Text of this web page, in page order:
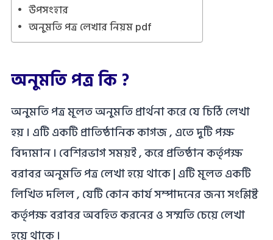
উপসংহার
অনুমতি পত্র লেখার নিয়ম pdf
অনুমতি পত্র কি ?
অনুমতি পত্র মূলত অনুমতি প্রার্থনা করে যে চিঠি লেখা
হয় । এটি একটি প্রাতিষ্ঠানিক কাগজ , এতে দুটি পক্ষ
বিদ্যমান । বেশিরভাগ সময়ই , করে প্রতিষ্ঠান কর্তৃপক্ষ
বরাবর অনুমতি পত্র লেখা হয়ে থাকে | এটি মূলত একটি
লিখিত দলিল , যেটি কোন কার্য সম্পাদনের জন্য সংশ্লিষ্ট
কর্তৃপক্ষ বরাবর অবহিত করনের ও সম্মতি চেয়ে লেখা
হয়ে থাকে ।